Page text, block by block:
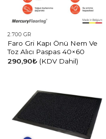
2.700 GR
Faro Gri Kapı Önü Nem Ve
Toz Alıcı Paspas 40×60
290,90₺ (KDV Dahil)